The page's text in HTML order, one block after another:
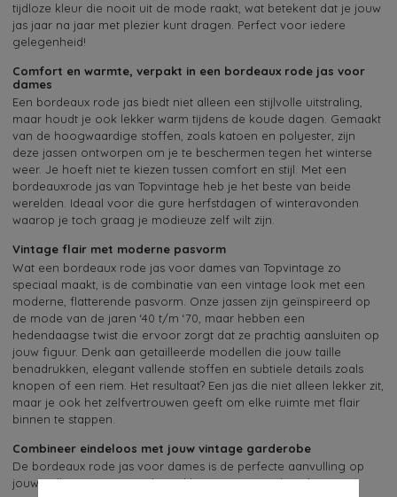
tijdloze kleur die nooit uit de mode raakt, wat betekent dat je jouw
jas jaar na jaar met plezier kunt dragen. Perfect voor iedere
gelegenheid!
Comfort en warmte, verpakt in een bordeaux rode jas voor
dames
Een bordeaux rode jas biedt niet alleen een stijlvolle uitstraling,
maar houdt je ook lekker warm tijdens de koude dagen. Gemaakt
van de hoogwaardige stoffen, zoals katoen en polyester, zijn
deze jassen ontworpen om je te beschermen tegen het winterse
weer. Je hoeft niet te kiezen tussen comfort en stijl. Met een
bordeauxrode jas van Topvintage heb je het beste van beide
werelden. Ideaal voor die gure herfstdagen of winteravonden
waarop je toch graag je modieuze zelf wilt zijn.
Vintage flair met moderne pasvorm
Wat een bordeaux rode jas voor dames van Topvintage zo
speciaal maakt, is de combinatie van een vintage look met een
moderne, flatterende pasvorm. Onze jassen zijn geïnspireerd op
de mode van de jaren ‘40 t/m ‘70, maar hebben een
hedendaagse twist die ervoor zorgt dat ze prachtig aansluiten op
jouw figuur. Denk aan getailleerde modellen die jouw taille
benadrukken, elegant vallende stoffen en subtiele details zoals
knopen of een riem. Het resultaat? Een jas die niet alleen lekker zit,
maar je ook het zelfvertrouwen geeft om elke ruimte met flair
binnen te stappen.
Combineer eindeloos met jouw vintage garderobe
De bordeaux rode jas voor dames is de perfecte aanvulling op
jouw collectie. Deze prachtige kleur past moeiteloos bij